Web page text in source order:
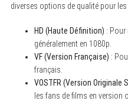
diverses options de qualité pour
HD (Haute Définition) : Pour
généralement en 1080p.
VF (Version Française) :
français.
VOSTFR (Version Originale
les fans de films en version